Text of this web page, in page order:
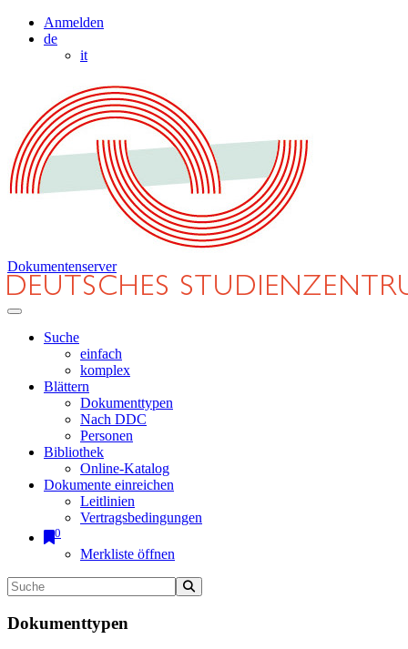
Anmelden
de
it
Dokumentenserver
Suche
einfach
komplex
Blättern
Dokumenttypen
Nach DDC
Personen
Bibliothek
Online-Katalog
Dokumente einreichen
Leitlinien
Vertragsbedingungen
0
Merkliste öffnen
Dokumenttypen